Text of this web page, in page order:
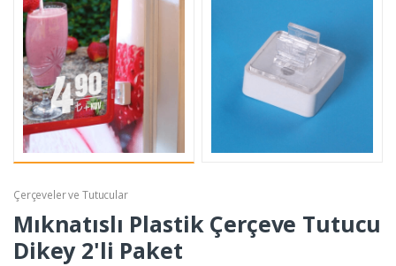
Çerçeveler ve Tutucular
Mıknatıslı Plastik Çerçeve Tutucu
Dikey 2'li Paket